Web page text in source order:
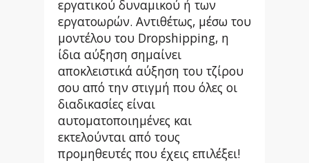
εργατικού δυναμικού ή των
εργατοωρών. Αντιθέτως, μέσω του
μοντέλου του Dropshipping, η
ίδια αύξηση σημαίνει
αποκλειστικά αύξηση του τζίρου
σου από την στιγμή που όλες οι
διαδικασίες είναι
αυτοματοποιημένες και
εκτελούνται από τους
προμηθευτές που έχεις επιλέξει!